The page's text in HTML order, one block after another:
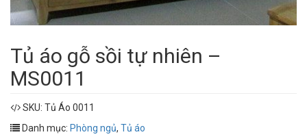
Tủ áo gỗ sồi tự nhiên –
MS0011
SKU: Tủ Áo 0011
Danh mục: Phòng ngủ, Tủ áo